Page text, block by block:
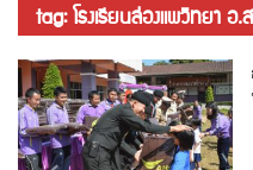
tag: โรงเรียนล่องแพวิทยา อ